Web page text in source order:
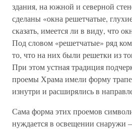
здания, на южной и северной
сделаны «окна решетчатые,
сказать, имеется ли в виду, что
Под словом «решетчатые» ряд
то, что на них были решетки из
При этом устная традиция
проемы Храма имели форму
изнутри и расширялись в
Сама форма этих проемов
нуждается в освещении снаружи